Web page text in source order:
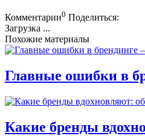
Комментарии0 Поделиться:
Загрузка ...
Похожие материалы
Главные ошибки в
Какие бренды